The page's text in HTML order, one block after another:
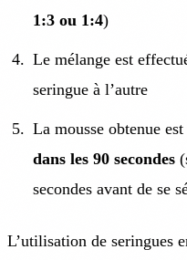
1:3 ou 1:4)
Le mélange est
seringue à l’autre
La mousse obtenue
dans les 90 secondes
secondes avant de se
L’utilisation de seringues